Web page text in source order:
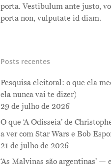
porta. Vestibulum ante justo,
porta non, vulputate id diam.
Posts recentes
Pesquisa eleitoral: o que ela
ela nunca vai te dizer)
29 de julho de 2026
O que ‘A Odisseia’ de
a ver com Star Wars e Bob
21 de julho de 2026
‘As Malvinas são argentinas’ —